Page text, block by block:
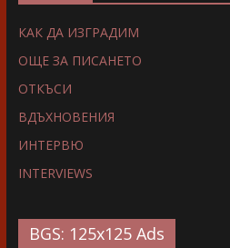
КАК ДА ИЗГРАДИМ
ОЩЕ ЗА ПИСАНЕТО
ОТКЪСИ
ВДЪХНОВЕНИЯ
ИНТЕРВЮ
INTERVIEWS
BGS: 125x125 Ads